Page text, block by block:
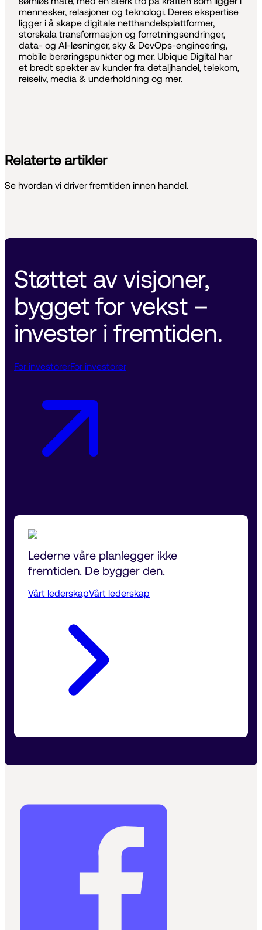
mennesker, relasjoner og teknologi. Deres ekspertise
ligger i å skape digitale netthandelsplattformer,
storskala transformasjon og forretningsendringer,
data- og AI-løsninger, sky & DevOps-engineering,
mobile berøringspunkter og mer. Ubique Digital har
et bredt spekter av kunder fra detaljhandel, telekom,
reiseliv, media & underholdning og mer.
Relaterte artikler
Se hvordan vi driver fremtiden innen handel.
Støttet av visjoner,
bygget for vekst –
invester i fremtiden.
For investorerFor investorer
Lederne våre planlegger ikke
fremtiden. De bygger den.
Vårt lederskapVårt lederskap